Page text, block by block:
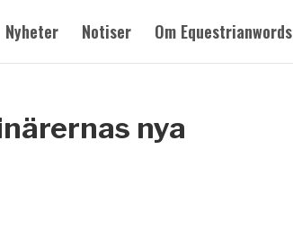
Nyheter Notiser Om Equestrianwords
nya